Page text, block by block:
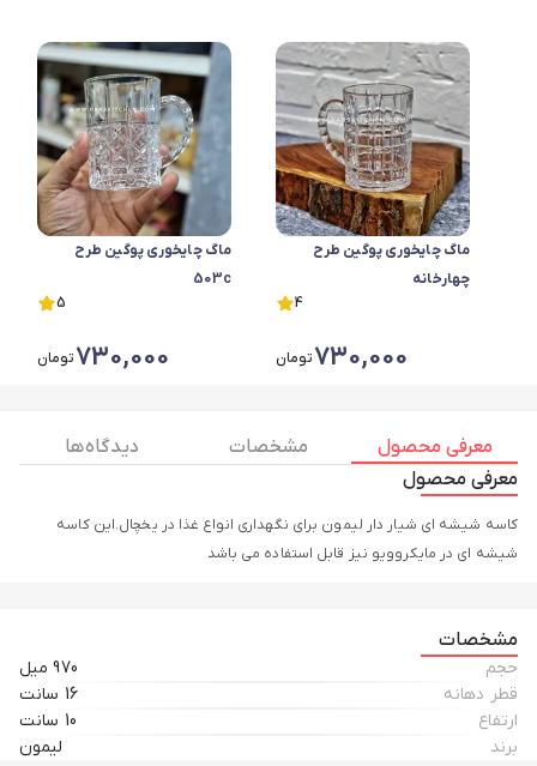
ماگ چایخوری پوگین طرح
چهارخانه
4
730,000تومان
ماگ چایخوری پوگین طرح
503c
5
730,000تومان
معرفی محصول مشخصات
دیدگاه ها
معرفی محصول
کاسه شیشه ای شیار دار لیمون برای نگهداری انواع غذا در یخچال.این کاسه
شیشه ای در مایکروویو نیز قابل استفاده می باشد
مشخصات
حجم
970 میل
قطر دهانه
16 سانت
ارتفاع
10 سانت
برند
لیمون